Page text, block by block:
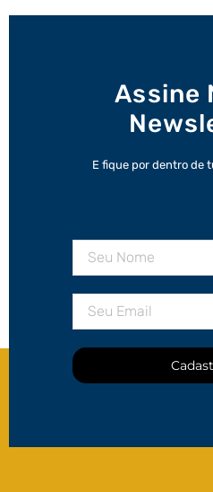
Assine
E fique por dentro de